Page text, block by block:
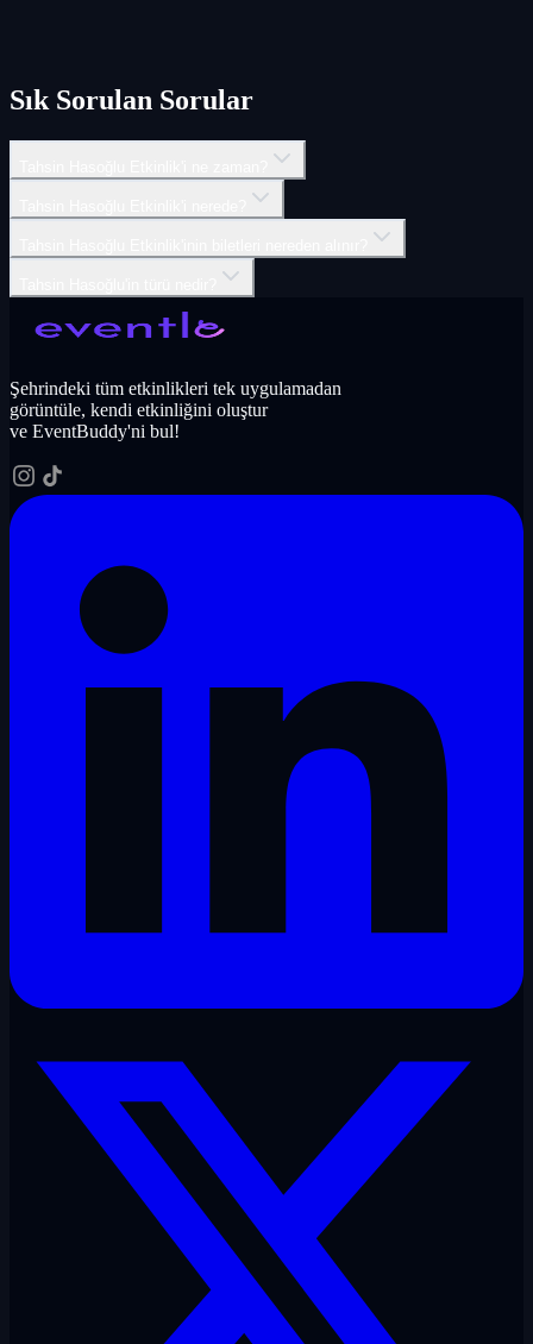
Sık Sorulan Sorular
Şehrindeki tüm etkinlikleri tek uygulamadan
görüntüle, kendi etkinliğini oluştur
ve EventBuddy'ni bul!